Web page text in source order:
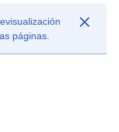
páginas.